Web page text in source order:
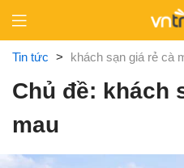
content
Tin tức > khách sạn giá rẻ cà
Chủ đề: khách
mau